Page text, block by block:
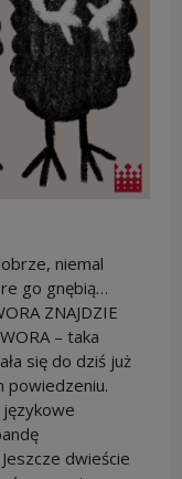
niemal
go gnębią…
ZNAJDZIE
– taka
się do dziś już
powiedzeniu.
dwieście